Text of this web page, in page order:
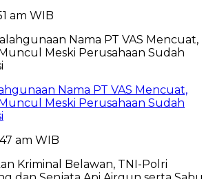
am WIB
Nama PT VAS Mencuat,
Meski Perusahaan Sudah
am WIB